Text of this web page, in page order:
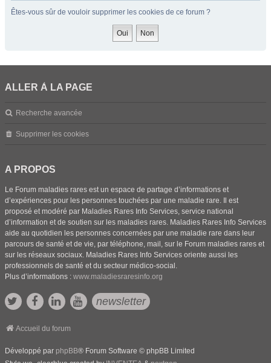
Êtes-vous sûr de vouloir supprimer les cookies de ce forum ?
ALLER À LA PAGE
Recherche avancée
Supprimer les cookies
A PROPOS
Le Forum maladies rares est un espace de partage d’informations et
d’expériences pour les personnes touchées par une maladie rare. Il est
proposé et modéré par Maladies Rares Info Services, service national
d’information et de soutien sur les maladies rares. Maladies Rares Info Services
aide au quotidien les personnes concernées par une maladie rare dans leur
parcours de santé et de vie, par téléphone, mail, sur le Forum maladies rares et
sur les réseaux sociaux. Maladies Rares Info Services oriente aussi les
professionnels de santé et du secteur médico-social.
Plus d’informations : www.maladiesraresinfo.org
newsletter
Accueil du forum
Développé par phpBB® Forum Software © phpBB Limited